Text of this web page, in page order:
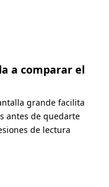
a comparar el
grande facilita
antes de quedarte
de lectura